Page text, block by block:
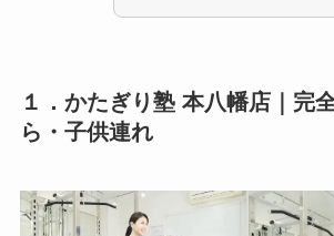
１．かたぎり塾 本八幡店｜完
ら・子供連れ